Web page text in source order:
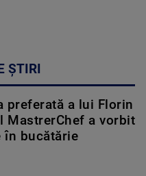
ȘTIRI
preferată a lui Florin
MastrerChef a vorbit
în bucătărie